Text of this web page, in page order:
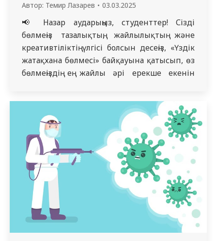
Автор: Темир Лазарев 03.03.2025
📢 Назар аударыңыз, студенттер! Сіздің
бөлмеңіз тазалықтың, жайлылықтың және
креативтіліктің үлгісі болсын десеңіз, «Үздік
жатақхана бөлмесі» байқауына қатысып, өз
бөлмеңіздің ең жайлы әрі ерекше екенін
ұстаңыз. ✅ Жайлы әрі стильді интерьер
жасаңыз. ✅ Креативтілік пен ерекше
тақырып қосыңыз. ✅ Өтінім жіберіңіз. ✅
Қазылар алқасының…